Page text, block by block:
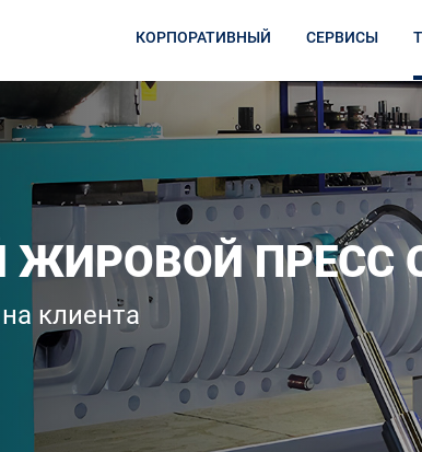
КОРПОРАТИВНЫЙ СЕРВИСЫ
ЖИРОВОЙ ПРЕСС
клиента